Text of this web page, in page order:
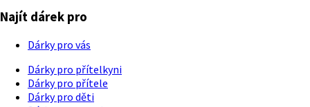
Najít dárek pro
Dárky pro vás
Dárky pro přítelkyni
Dárky pro přítele
Dárky pro děti